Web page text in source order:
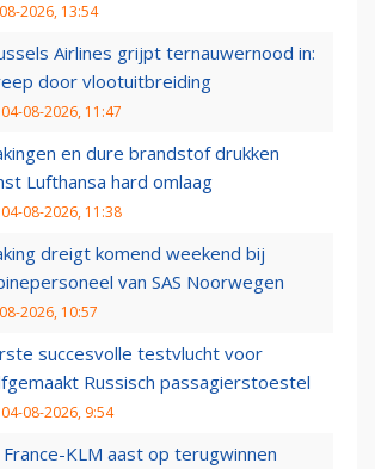
2026, 13:54
Airlines grijpt ternauwernood in:
door vlootuitbreiding
04-08-2026, 11:47
en dure brandstof drukken
Lufthansa hard omlaag
04-08-2026, 11:38
dreigt komend weekend bij
van SAS Noorwegen
2026, 10:57
succesvolle testvlucht voor
Russisch passagierstoestel
04-08-2026, 9:54
France-KLM aast op terugwinnen